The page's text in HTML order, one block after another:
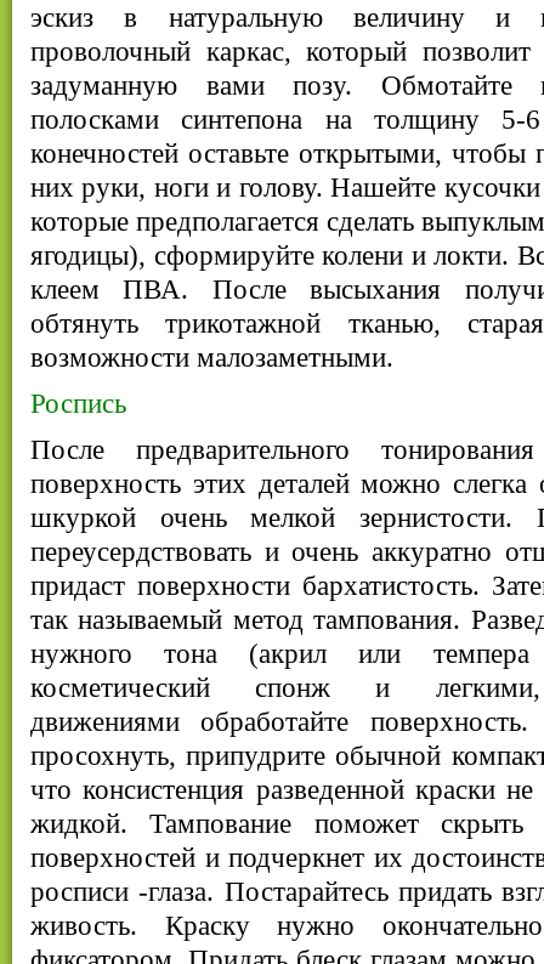
эскиз в натуральную величину и
проволочный каркас, который
задуманную вами позу. Обмотайте
полосками синтепона на толщину
конечностей оставьте открытыми, чтобы
них руки, ноги и голову. Нашейте
которые предполагается сделать
ягодицы), сформируйте колени и локти.
клеем ПВА. После высыхания
обтянуть трикотажной тканью,
возможности малозаметными.
Роспись
После предварительного
поверхность этих деталей можно слегка
шкуркой очень мелкой
переусердствовать и очень аккуратно
придаст поверхности бархатистость.
так называемый метод тампования.
нужного тона (акрил или
косметический спонж и
движениями обработайте
просохнуть, припудрите обычной
что консистенция разведенной краски
жидкой. Тампование поможет скрыть
поверхностей и подчеркнет их
росписи -глаза. Постарайтесь придать
живость. Краску нужно